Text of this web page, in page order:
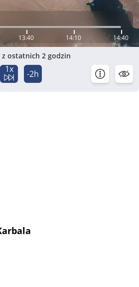
13:40 14:10 14:40
ostatnich 2 godzin
1x -2h